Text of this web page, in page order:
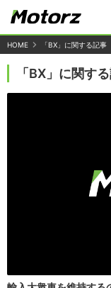
HOME 「BX」に関する記事
「BX」に関す